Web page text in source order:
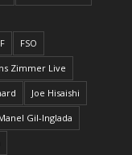
FSO
Zimmer Live
Joe Hisaishi
Gil-Inglada